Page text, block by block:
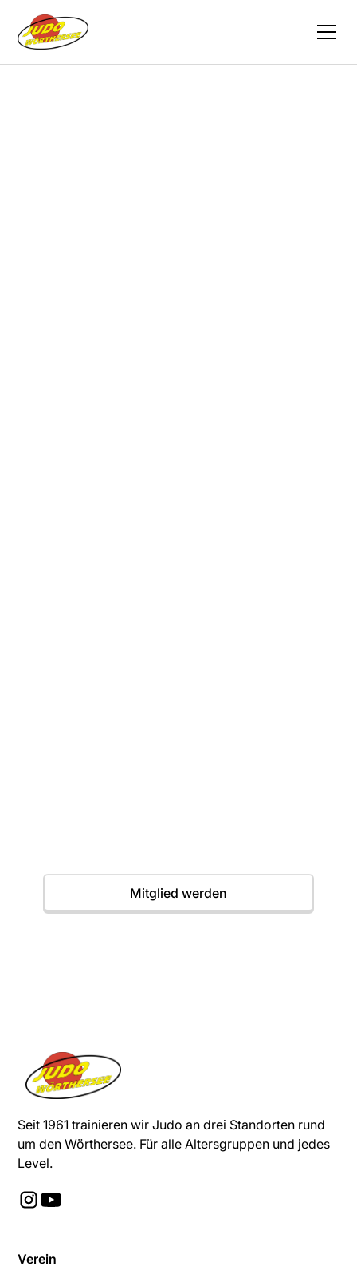
Mitglied werden
Seit 1961 trainieren wir Judo an drei Standorten rund
um den Wörthersee. Für alle Altersgruppen und jedes
Level.
Verein